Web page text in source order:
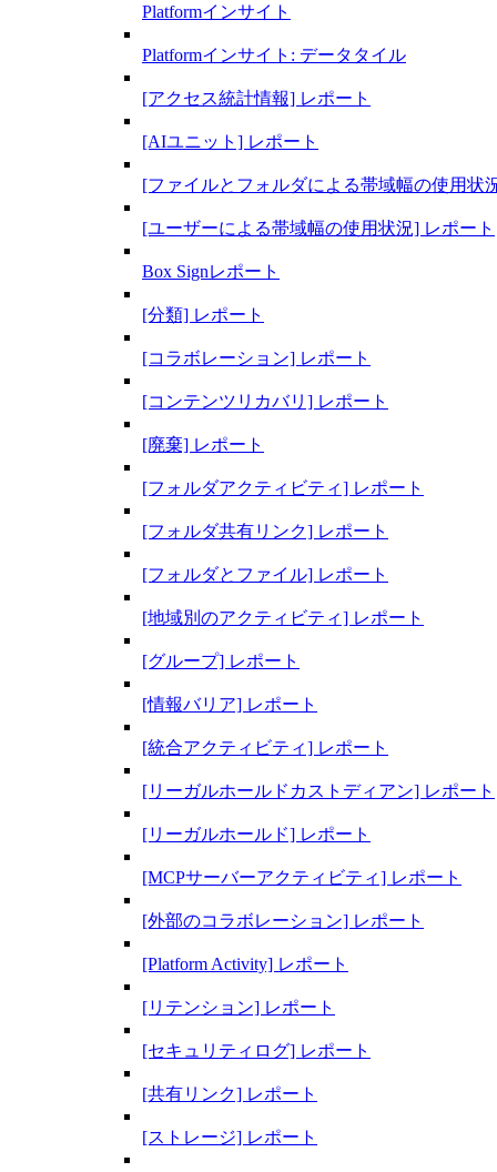
Platformインサイト
Platformインサイト: データタイル
[アクセス統計情報] レポート
[AIユニット] レポート
[ファイルとフォルダによる帯域幅の使用状
[ユーザーによる帯域幅の使用状況] レポート
Box Signレポート
[分類] レポート
[コラボレーション] レポート
[コンテンツリカバリ] レポート
[廃棄] レポート
[フォルダアクティビティ] レポート
[フォルダ共有リンク] レポート
[フォルダとファイル] レポート
[地域別のアクティビティ] レポート
[グループ] レポート
[情報バリア] レポート
[統合アクティビティ] レポート
[リーガルホールドカストディアン] レポート
[リーガルホールド] レポート
[MCPサーバーアクティビティ] レポート
[外部のコラボレーション] レポート
[Platform Activity] レポート
[リテンション] レポート
[セキュリティログ] レポート
[共有リンク] レポート
[ストレージ] レポート